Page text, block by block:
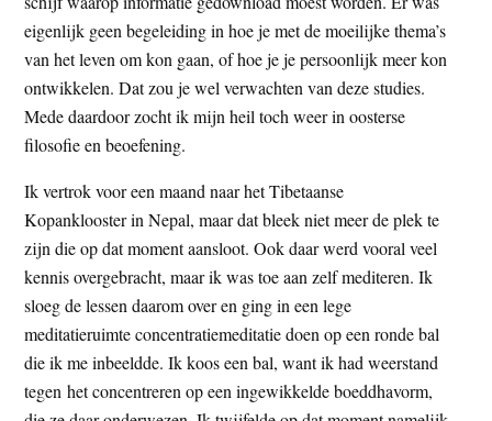
eigenlijk geen begeleiding in hoe je met de moeilijke thema’s
van het leven om kon gaan, of hoe je je persoonlijk meer kon
ontwikkelen. Dat zou je wel verwachten van deze studies.
Mede daardoor zocht ik mijn heil toch weer in oosterse
filosofie en beoefening.
Ik vertrok voor een maand naar het Tibetaanse
Kopanklooster in Nepal, maar dat bleek niet meer de plek te
zijn die op dat moment aansloot. Ook daar werd vooral veel
kennis overgebracht, maar ik was toe aan zelf mediteren. Ik
sloeg de lessen daarom over en ging in een lege
meditatieruimte concentratiemeditatie doen op een ronde bal
die ik me inbeeldde. Ik koos een bal, want ik had weerstand
tegen het concentreren op een ingewikkelde boeddhavorm,